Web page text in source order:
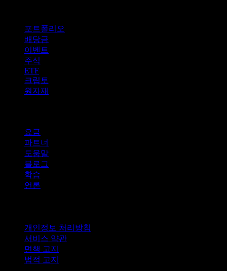
포트폴리오
배당금
이벤트
주식
ETF
크립토
원자재
요금
파트너
도움말
블로그
학습
언론
개인정보 처리방침
서비스 약관
면책 고지
법적 고지